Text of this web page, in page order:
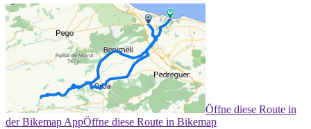
Öffne diese Route in
der Bikemap AppÖffne diese Route in Bikemap